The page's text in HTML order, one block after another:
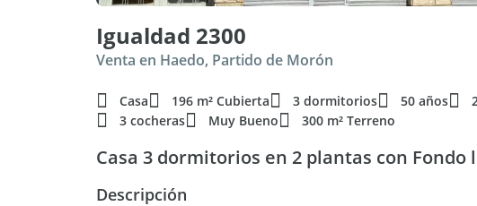
Igualdad 2300
Venta en Haedo, Partido de Morón
Casa 196 m² Cubierta 3 dormitorios 50 años
3 cocheras
Muy Bueno 300 m² Terreno
Casa 3 dormitorios en 2 plantas con Fondo
Descripción